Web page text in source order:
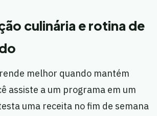
culinária e rotina de
melhor quando mantém
assiste a um programa em um
uma receita no fim de semana